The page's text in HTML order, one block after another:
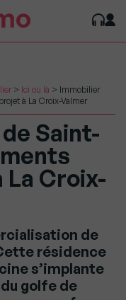
> Ici ou là > Immobilier
à La Croix-Valmer
Saint-
La Croix-
de
résidence
s’implante
golfe de